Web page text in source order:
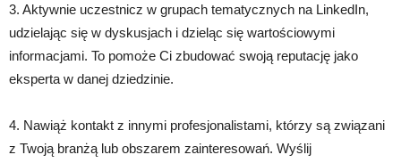
3. Aktywnie uczestnicz w grupach tematycznych na LinkedIn,
udzielając się w dyskusjach i dzieląc się wartościowymi
informacjami. To pomoże Ci zbudować swoją reputację jako
eksperta w danej dziedzinie.
4. Nawiąż kontakt z innymi profesjonalistami, którzy są związani
z Twoją branżą lub obszarem zainteresowań. Wyślij